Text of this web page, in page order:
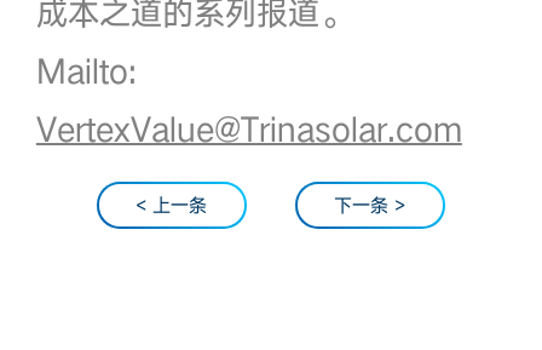
成本之道的系列报道。
Mailto:
VertexValue@Trinasolar.com
< 上一条 下一条 >